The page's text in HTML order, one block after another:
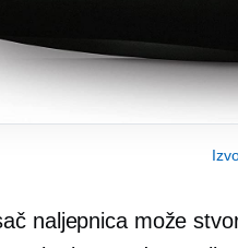
naljepnica može